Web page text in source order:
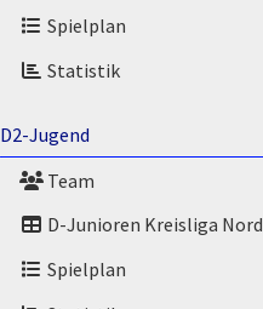
Spielplan
Statistik
D2-Jugend
Team
D-Junioren Kreisliga Nord
Spielplan